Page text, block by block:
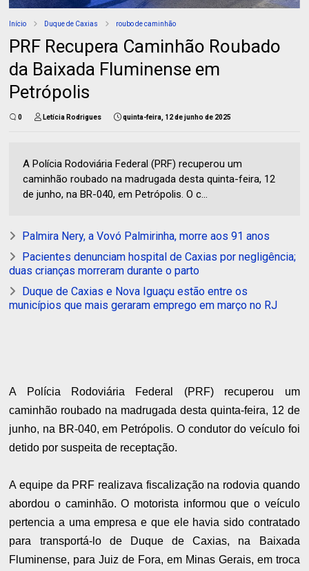
Início Duque de Caxias roubo de caminhão
PRF Recupera Caminhão Roubado
da Baixada Fluminense em
Petrópolis
0 Letícia Rodrigues quinta-feira, 12 de junho de 2025
A Polícia Rodoviária Federal (PRF) recuperou um
caminhão roubado na madrugada desta quinta-feira, 12
de junho, na BR-040, em Petrópolis. O c...
Palmira Nery, a Vovó Palmirinha, morre aos 91 anos
Pacientes denunciam hospital de Caxias por negligência;
duas crianças morreram durante o parto
Duque de Caxias e Nova Iguaçu estão entre os
municípios que mais geraram emprego em março no RJ
A Polícia Rodoviária Federal (PRF) recuperou um
caminhão roubado na madrugada desta quinta-feira, 12 de
junho, na BR-040, em Petrópolis. O condutor do veículo foi
detido por suspeita de receptação.
A equipe da PRF realizava fiscalização na rodovia quando
abordou o caminhão. O motorista informou que o veículo
pertencia a uma empresa e que ele havia sido contratado
para transportá-lo de Duque de Caxias, na Baixada
Fluminense, para Juiz de Fora, em Minas Gerais, em troca